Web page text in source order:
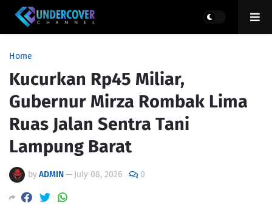
Home
Kucurkan Rp45 Miliar,
Gubernur Mirza Rombak Lima
Ruas Jalan Sentra Tani
Lampung Barat
byADMIN— July 08, 2026 0